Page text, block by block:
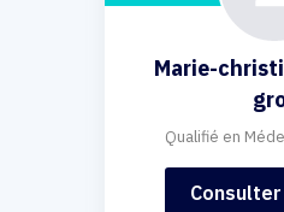
Marie-
Qualifié en